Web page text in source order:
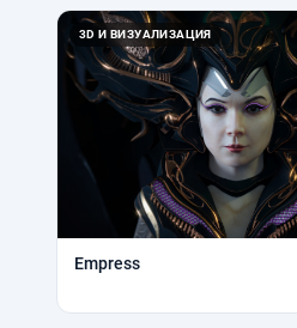
3D И ВИЗУАЛИЗАЦИЯ
Empress